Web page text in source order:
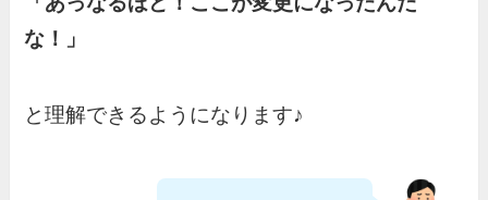
な！」
と理解できるようになります♪